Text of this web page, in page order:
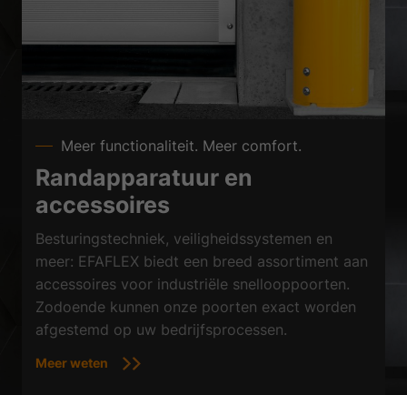
Meer functionaliteit. Meer comfort.
Randapparatuur en
accessoires
Besturingstechniek, veiligheidssystemen en
meer: EFAFLEX biedt een breed assortiment aan
accessoires voor industriële snellooppoorten.
Zodoende kunnen onze poorten exact worden
afgestemd op uw bedrijfsprocessen.
Meer weten